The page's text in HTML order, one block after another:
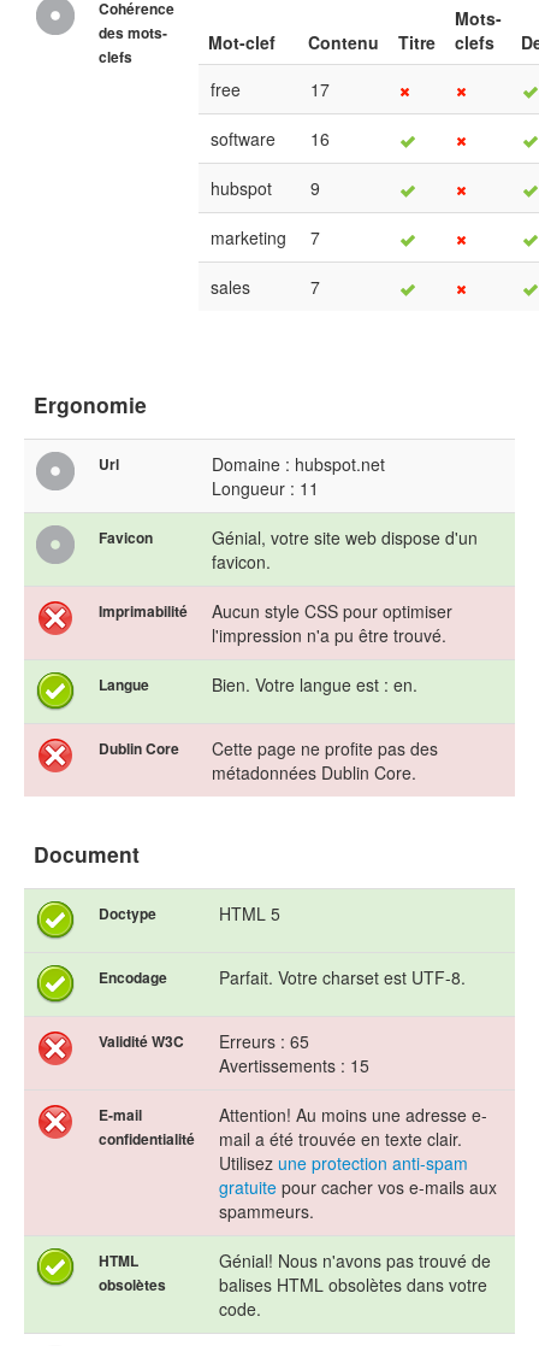
Cohérence
des mots-
clefs
Mot-clef Contenu Titre
Mots-
clefs
free
17
software 16
hubspot 9
marketing 7
sales 7
Ergonomie
Url
Domaine : hubspot.net
Longueur : 11
Favicon
Génial, votre site web dispose d'un
favicon.
Imprimabilité
Aucun style CSS pour optimiser
l'impression n'a pu être trouvé.
Langue Bien. Votre langue est : en.
Dublin Core
Cette page ne profite pas des
métadonnées Dublin Core.
Document
Doctype HTML 5
Encodage Parfait. Votre charset est UTF-8.
Validité W3C
Erreurs : 65
Avertissements : 15
E-mail
confidentialité
Attention! Au moins une adresse e-
mail a été trouvée en texte clair.
Utilisez une protection anti-spam
gratuite pour cacher vos e-mails aux
spammeurs.
HTML
obsolètes
Génial! Nous n'avons pas trouvé de
balises HTML obsolètes dans votre
code.